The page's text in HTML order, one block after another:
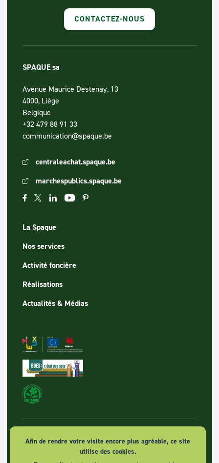
CONTACTEZ-NOUS
SPAQUE sa
Avenue Maurice Destenay, 13
4000, Liège
Belgique
+32 479 88 91 33
communication@spaque.be
centraleachat.spaque.be
marchespublics.spaque.be
La Spaque
Nos services
Activité foncière
Réalisations
Actualités & Médias
© 2026 SPAQUE sa - Tous droits réservés
Afin de rendre votre visite encore plus agréable, ce site
utilise des cookies.